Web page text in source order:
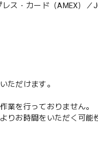
ス・カード（AMEX）／
ただけます。
業を行っておりません。
お時間をいただく可能